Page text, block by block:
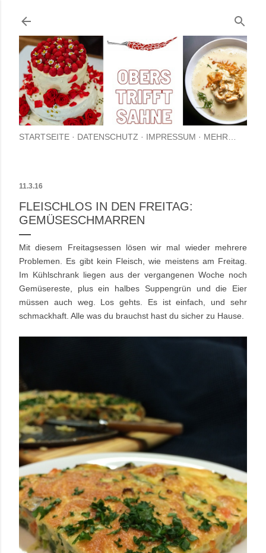
STARTSEITE DATENSCHUTZ IMPRESSUM MEHR…
11.3.16
FLEISCHLOS IN DEN FREITAG:
GEMÜSESCHMARREN
Mit diesem Freitagsessen lösen wir mal wieder mehrere
Problemen. Es gibt kein Fleisch, wie meistens am Freitag.
Im Kühlschrank liegen aus der vergangenen Woche noch
Gemüsereste, plus ein halbes Suppengrün und die Eier
müssen auch weg. Los gehts. Es ist einfach, und sehr
schmackhaft. Alle was du brauchst hast du sicher zu Hause.